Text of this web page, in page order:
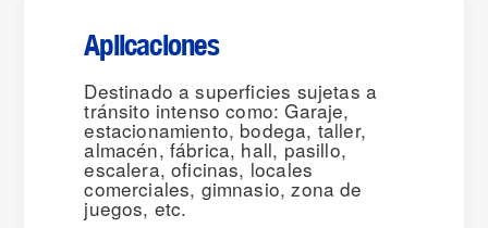
Aplicaciones
Destinado a superficies sujetas a
tránsito intenso como: Garaje,
estacionamiento, bodega, taller,
almacén, fábrica, hall, pasillo,
escalera, oficinas, locales
comerciales, gimnasio, zona de
juegos, etc.